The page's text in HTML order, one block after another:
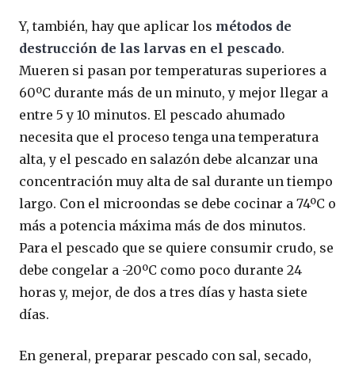
Y, también, hay que aplicar los métodos de
destrucción de las larvas en el pescado.
Mueren si pasan por temperaturas superiores a
60ºC durante más de un minuto, y mejor llegar a
entre 5 y 10 minutos. El pescado ahumado
necesita que el proceso tenga una temperatura
alta, y el pescado en salazón debe alcanzar una
concentración muy alta de sal durante un tiempo
largo. Con el microondas se debe cocinar a 74ºC o
más a potencia máxima más de dos minutos.
Para el pescado que se quiere consumir crudo, se
debe congelar a -20ºC como poco durante 24
horas y, mejor, de dos a tres días y hasta siete
días.
En general, preparar pescado con sal, secado,